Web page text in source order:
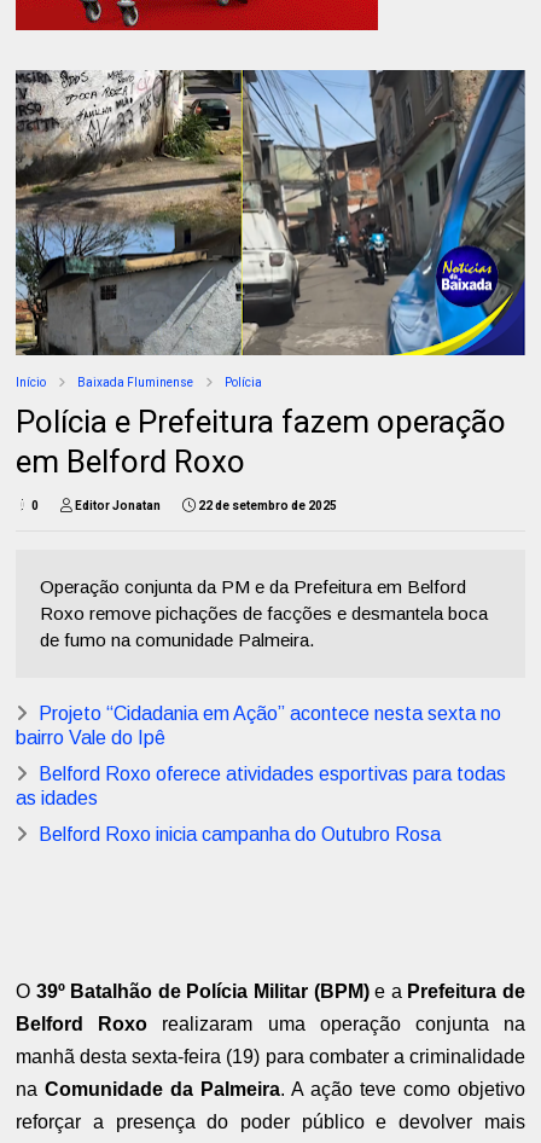
Início Baixada Fluminense Polícia
Polícia e Prefeitura fazem operação
em Belford Roxo
0 Editor Jonatan 22 de setembro de 2025
Operação conjunta da PM e da Prefeitura em Belford
Roxo remove pichações de facções e desmantela boca
de fumo na comunidade Palmeira.
Projeto “Cidadania em Ação” acontece nesta sexta no
bairro Vale do Ipê
Belford Roxo oferece atividades esportivas para todas
as idades
Belford Roxo inicia campanha do Outubro Rosa
O 39º Batalhão de Polícia Militar (BPM)e a Prefeitura de
Belford Roxo realizaram uma operação conjunta na
manhã desta sexta-feira (19) para combater a criminalidade
naComunidade da Palmeira. A ação teve como objetivo
reforçar a presença do poder público e devolver mais